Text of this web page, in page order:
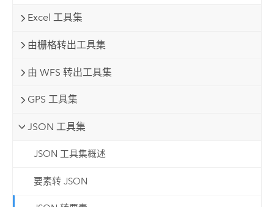
Excel 工具集
由栅格转出工具集
由 WFS 转出工具集
GPS 工具集
JSON 工具集
JSON 工具集概述
要素转 JSON